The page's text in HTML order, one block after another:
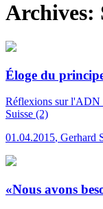
Archives:
Éloge du
Réflexions sur l'ADN
Suisse (2)
01.04.2015, Gerhard
«Nous avons